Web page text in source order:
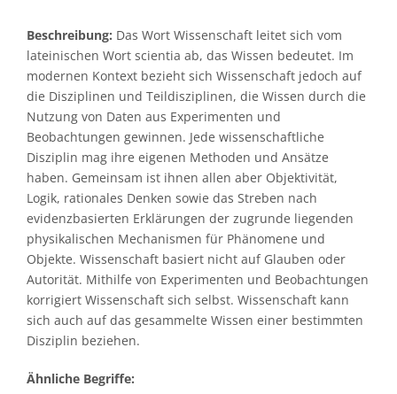
Beschreibung: Das Wort Wissenschaft leitet sich vom
lateinischen Wort scientia ab, das Wissen bedeutet. Im
modernen Kontext bezieht sich Wissenschaft jedoch auf
die Disziplinen und Teildisziplinen, die Wissen durch die
Nutzung von Daten aus Experimenten und
Beobachtungen gewinnen. Jede wissenschaftliche
Disziplin mag ihre eigenen Methoden und Ansätze
haben. Gemeinsam ist ihnen allen aber Objektivität,
Logik, rationales Denken sowie das Streben nach
evidenzbasierten Erklärungen der zugrunde liegenden
physikalischen Mechanismen für Phänomene und
Objekte. Wissenschaft basiert nicht auf Glauben oder
Autorität. Mithilfe von Experimenten und Beobachtungen
korrigiert Wissenschaft sich selbst. Wissenschaft kann
sich auch auf das gesammelte Wissen einer bestimmten
Disziplin beziehen.
Ähnliche Begriffe: